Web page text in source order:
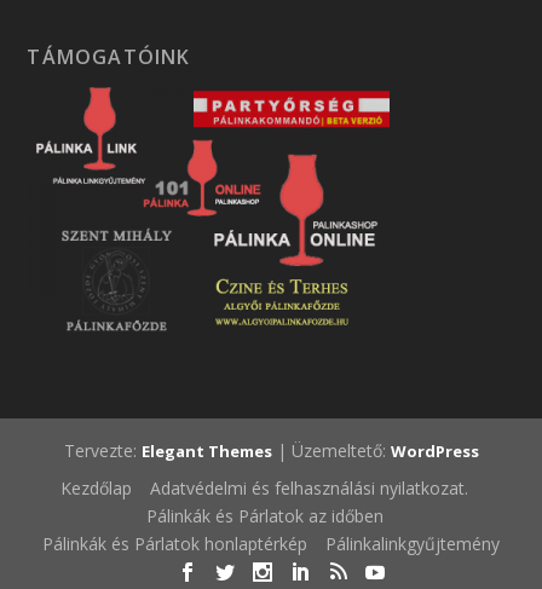
TÁMOGATÓINK
Tervezte: Elegant Themes| Üzemeltető: WordPress
Kezdőlap
Adatvédelmi és felhasználási nyilatkozat.
Pálinkák és Párlatok az időben
Pálinkák és Párlatok honlaptérkép
Pálinkalinkgyűjtemény